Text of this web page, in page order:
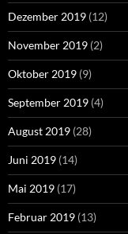
Dezember 2019 (12)
November 2019 (2)
Oktober 2019 (9)
September 2019 (4)
August 2019 (28)
Juni 2019 (14)
Mai 2019 (17)
Februar 2019 (13)